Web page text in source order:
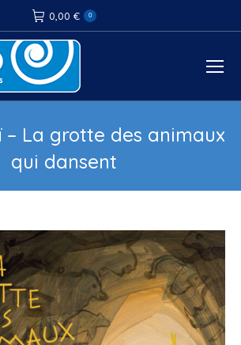
0,00 € 0
– La grotte des animaux
qui dansent